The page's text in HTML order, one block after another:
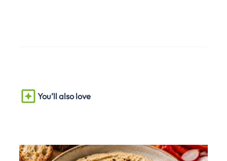
You’ll also love